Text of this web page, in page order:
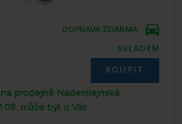
DOPRAVA ZDARMA
SKLADEM
KOUPIT
prodejně Nademlejnská
může být u Vás